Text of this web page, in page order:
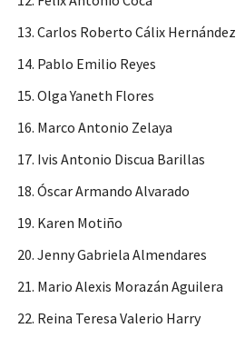
Carlos Roberto Cálix Hernández
Pablo Emilio Reyes
Olga Yaneth Flores
Marco Antonio Zelaya
Ivis Antonio Discua Barillas
Óscar Armando Alvarado
Karen Motiño
Jenny Gabriela Almendares
Mario Alexis Morazán Aguilera
Reina Teresa Valerio Harry